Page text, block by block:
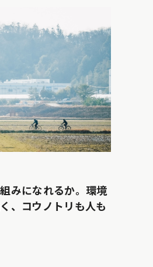
みになれるか。環境
、コウノトリも人も